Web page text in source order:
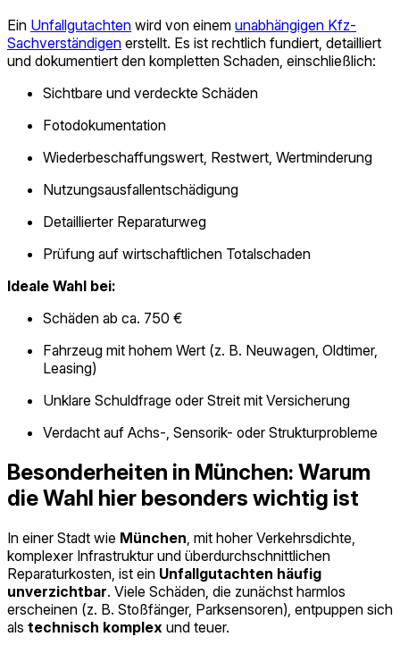
Ein Unfallgutachten wird von einem unabhängigen Kfz-
Sachverständigen erstellt. Es ist rechtlich fundiert, detailliert
und dokumentiert den kompletten Schaden, einschließlich:
Sichtbare und verdeckte Schäden
Fotodokumentation
Wieder­beschaffungs­wert, Restwert, Wertminderung
Nutzungsausfallentschädigung
Detaillierter Reparaturweg
Prüfung auf wirtschaftlichen Totalschaden
Ideale Wahl bei:
Schäden ab ca. 750 €
Fahrzeug mit hohem Wert (z. B. Neuwagen, Oldtimer,
Leasing)
Unklare Schuldfrage oder Streit mit Versicherung
Verdacht auf Achs-, Sensorik- oder Strukturprobleme
Besonderheiten in München: Warum
die Wahl hier besonders wichtig ist
In einer Stadt wie München , mit hoher Verkehrsdichte,
komplexer Infrastruktur und überdurchschnittlichen
Reparaturkosten, ist ein Unfallgutachten häufig
unverzichtbar. Viele Schäden, die zunächst harmlos
erscheinen (z. B. Stoßfänger, Parksensoren), entpuppen sich
als technisch komplex und teuer.